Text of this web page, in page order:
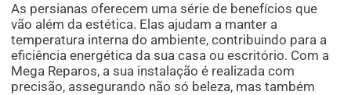
As persianas oferecem uma série de benefícios que
vão além da estética. Elas ajudam a manter a
temperatura interna do ambiente, contribuindo para a
eficiência energética da sua casa ou escritório. Com a
Mega Reparos, a sua instalação é realizada com
precisão, assegurando não só beleza, mas também